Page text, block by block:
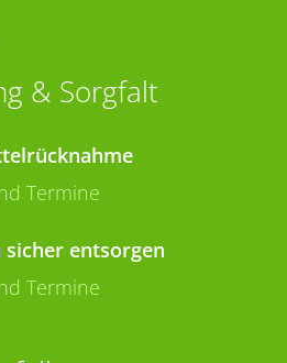
& Sorgfalt
Termine
sicher entsorgen
Termine